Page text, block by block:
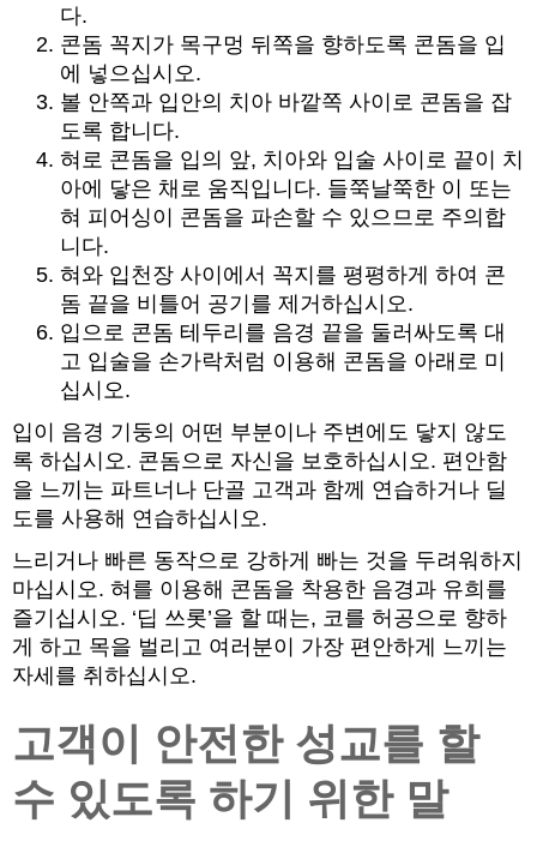
다.
콘돔 꼭지가 목구멍 뒤쪽을 향하도록 콘돔을 입
에 넣으십시오.
볼 안쪽과 입안의 치아 바깥쪽 사이로 콘돔을 잡
도록 합니다.
혀로 콘돔을 입의 앞, 치아와 입술 사이로 끝이 치
아에 닿은 채로 움직입니다. 들쭉날쭉한 이 또는
혀 피어싱이 콘돔을 파손할 수 있으므로 주의합
니다.
혀와 입천장 사이에서 꼭지를 평평하게 하여 콘
돔 끝을 비틀어 공기를 제거하십시오.
입으로 콘돔 테두리를 음경 끝을 둘러싸도록 대
고 입술을 손가락처럼 이용해 콘돔을 아래로 미
십시오.
입이 음경 기둥의 어떤 부분이나 주변에도 닿지 않도
록 하십시오. 콘돔으로 자신을 보호하십시오. 편안함
을 느끼는 파트너나 단골 고객과 함께 연습하거나 딜
도를 사용해 연습하십시오.
느리거나 빠른 동작으로 강하게 빠는 것을 두려워하지
마십시오. 혀를 이용해 콘돔을 착용한 음경과 유희를
즐기십시오. ‘딥 쓰롯’을 할 때는, 코를 허공으로 향하
게 하고 목을 벌리고 여러분이 가장 편안하게 느끼는
자세를 취하십시오.
고객이 안전한 성교를 할
수 있도록 하기 위한 말